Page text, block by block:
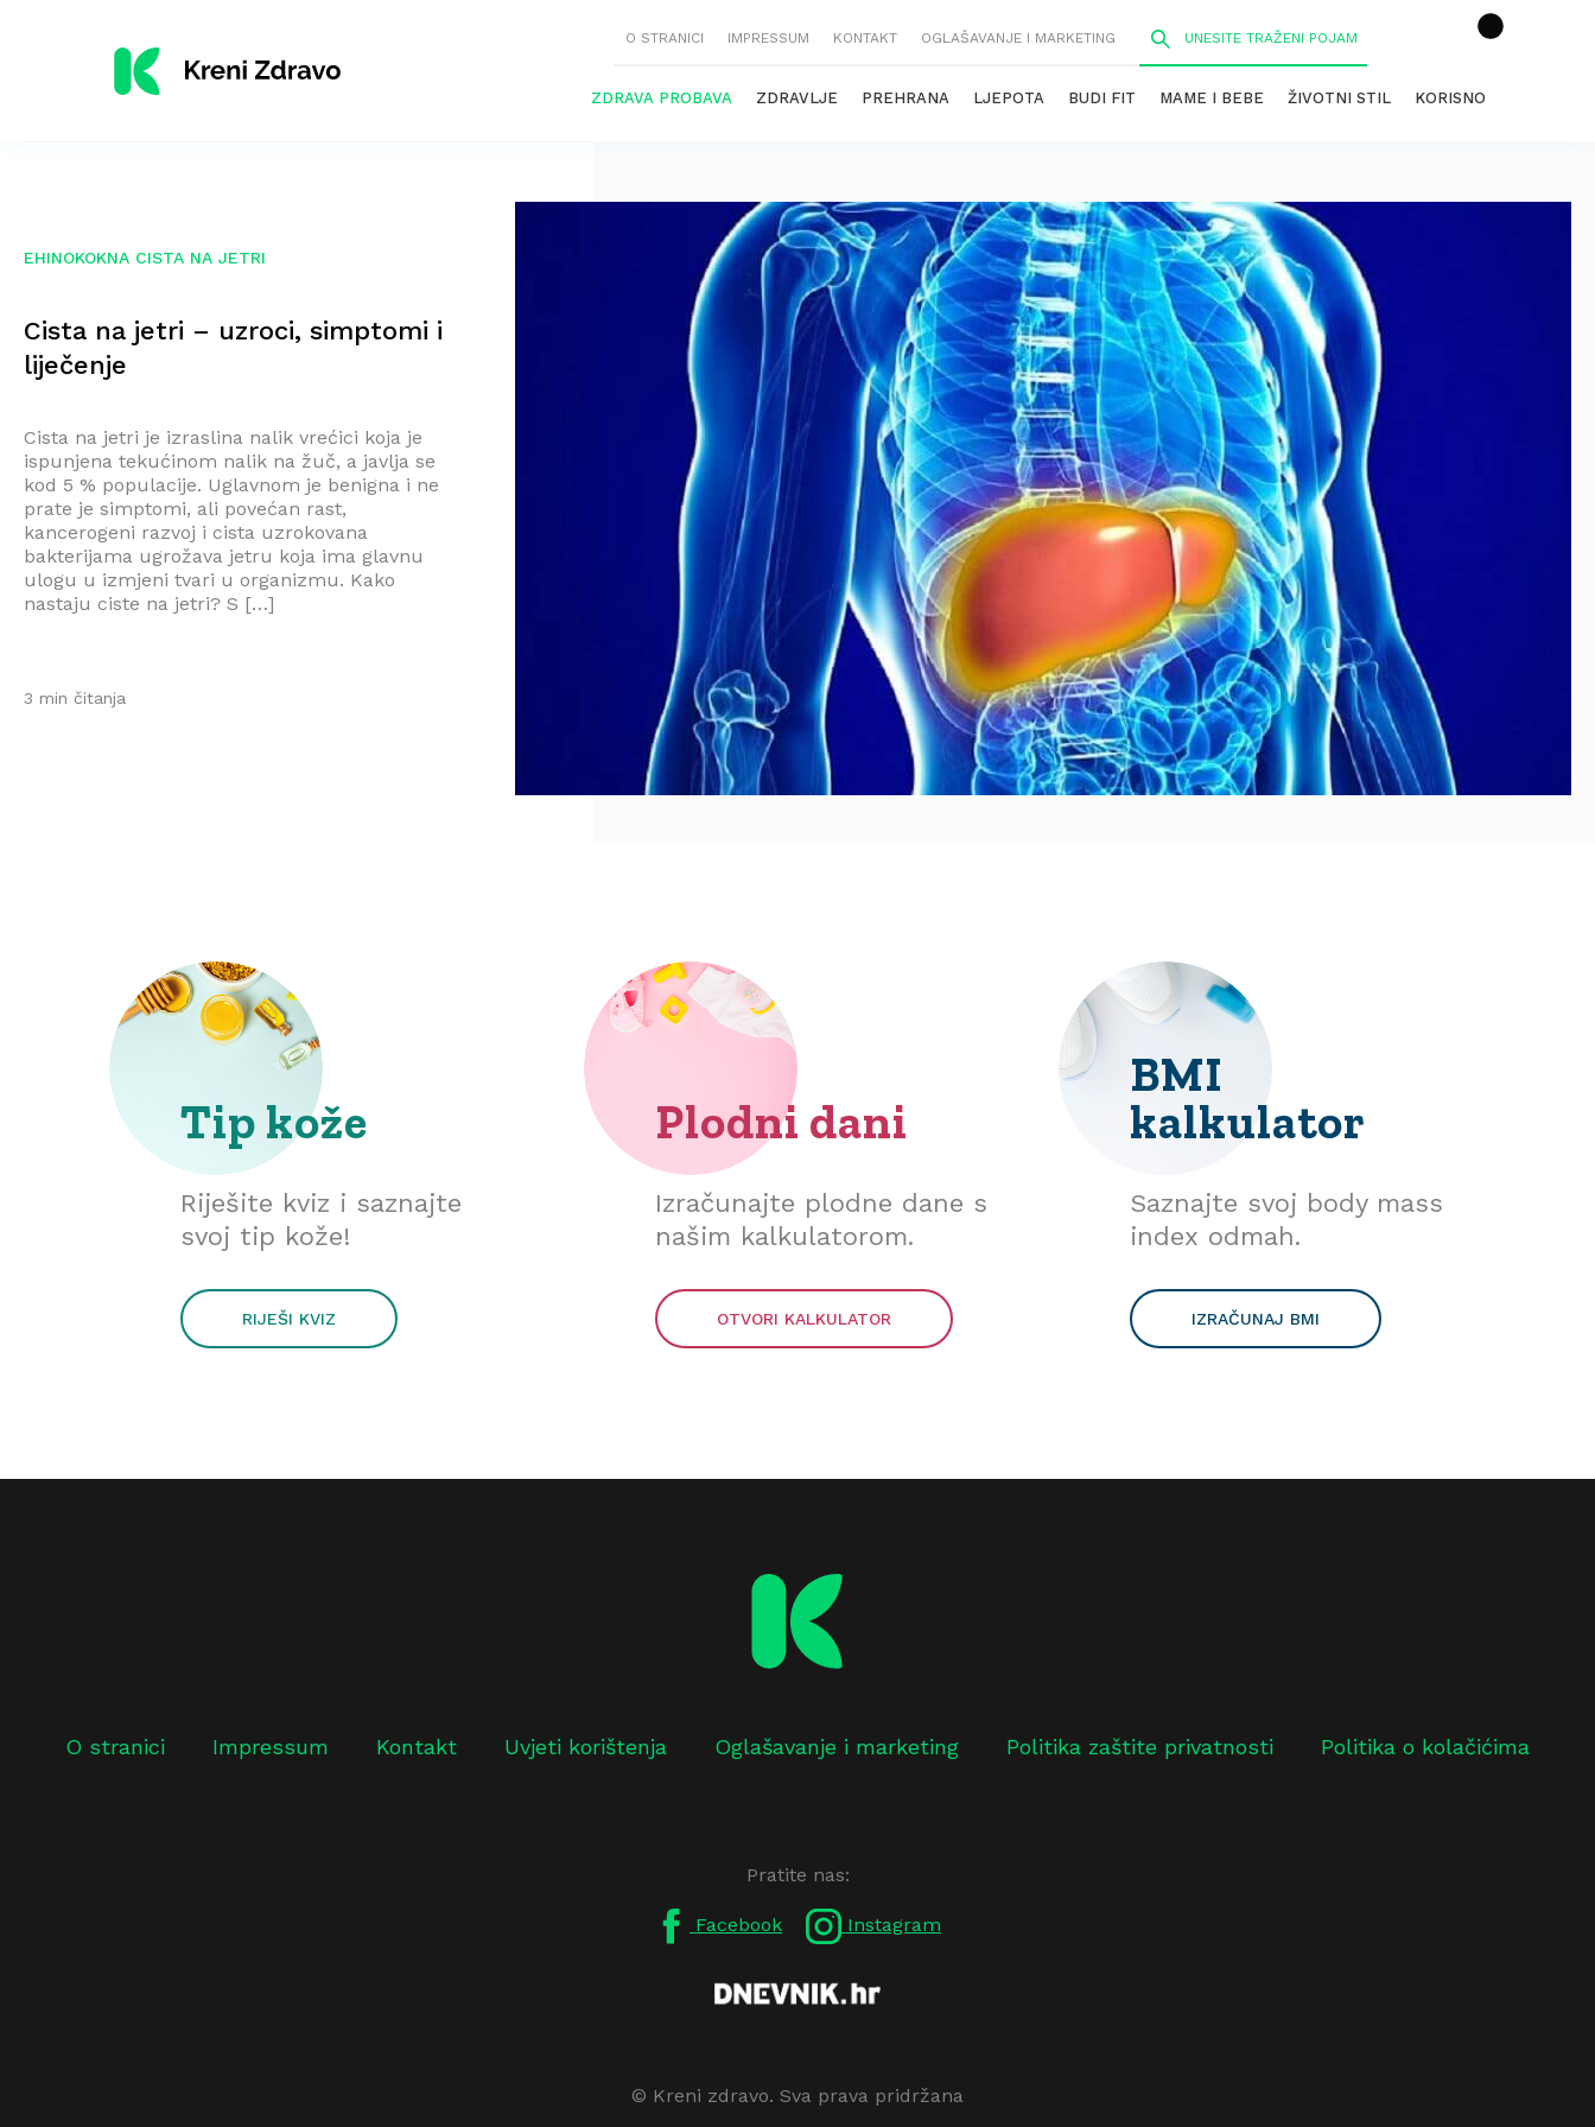
O STRANICI IMPRESSUM KONTAKT OGLAŠAVANJE I MARKETING
ZDRAVA PROBAVA ZDRAVLJE PREHRANA LJEPOTA BUDI FIT MAME I BEBE ŽIVOTNI STIL KORISNO
EHINOKOKNA CISTA NA JETRI
Cista na jetri – uzroci, simptomi i
liječenje
Cista na jetri je izraslina nalik vrećici koja je
ispunjena tekućinom nalik na žuč, a javlja se
kod 5 % populacije. Uglavnom je benigna i ne
prate je simptomi, ali povećan rast,
kancerogeni razvoj i cista uzrokovana
bakterijama ugrožava jetru koja ima glavnu
ulogu u izmjeni tvari u organizmu. Kako
nastaju ciste na jetri? S […]
3 min čitanja
Tip kože
Riješite kviz i saznajte
svoj tip kože!
RIJEŠI KVIZ
Plodni dani
Izračunajte plodne dane s
našim kalkulatorom.
OTVORI KALKULATOR
BMI
kalkulator
Saznajte svoj body mass
index odmah.
IZRAČUNAJ BMI
O stranici Impressum Kontakt Uvjeti korištenja Oglašavanje i marketing Politika zaštite privatnosti Politika o kolačićima
Pratite nas:
Facebook Instagram
© Kreni zdravo. Sva prava pridržana